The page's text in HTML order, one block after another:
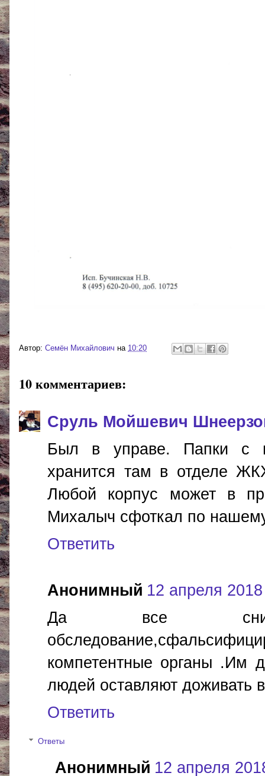
Автор: Cемён Михайлович на 10:20
10 комментариев:
Сруль Мойшевич
Был в управе. Папки с
хранится там в отделе
Любой корпус может в
Михалыч сфоткал по
Ответить
Анонимный 12 апреля 2018
Да все
компетентные органы .Им
людей оставляют доживать
Ответить
Ответы
Анонимный 12 апреля